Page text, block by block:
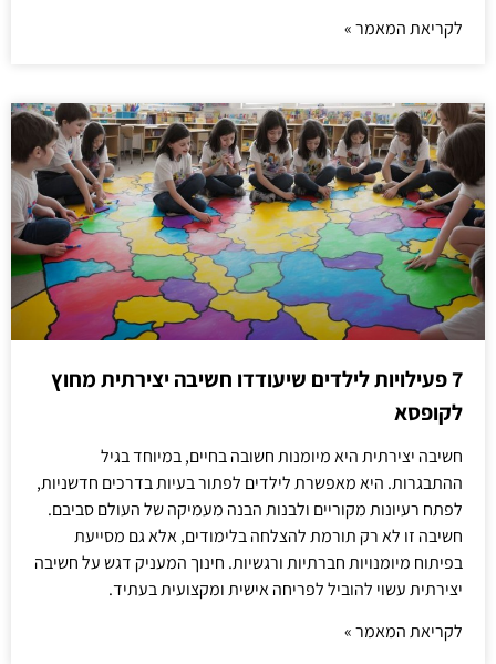
לקריאת המאמר »
7 פעילויות לילדים שיעודדו חשיבה יצירתית מחוץ
לקופסא
חשיבה יצירתית היא מיומנות חשובה בחיים, במיוחד בגיל
ההתבגרות. היא מאפשרת לילדים לפתור בעיות בדרכים חדשניות,
לפתח רעיונות מקוריים ולבנות הבנה מעמיקה של העולם סביבם.
חשיבה זו לא רק תורמת להצלחה בלימודים, אלא גם מסייעת
בפיתוח מיומנויות חברתיות ורגשיות. חינוך המעניק דגש על חשיבה
יצירתית עשוי להוביל לפריחה אישית ומקצועית בעתיד.
לקריאת המאמר »